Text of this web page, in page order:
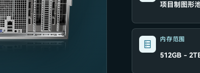
项目制图形
内存范围
512GB -